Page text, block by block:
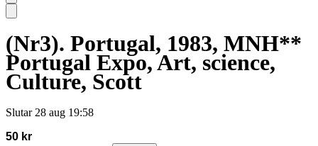
(Nr3). Portugal, 1983, MNH**
Portugal Expo, Art, science,
Culture, Scott
Slutar 28 aug 19:58
50 kr